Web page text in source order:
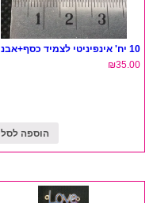
10 יח' אינפיניטי לצמיד כסף+אבנים
₪35.00
הוספה לסל